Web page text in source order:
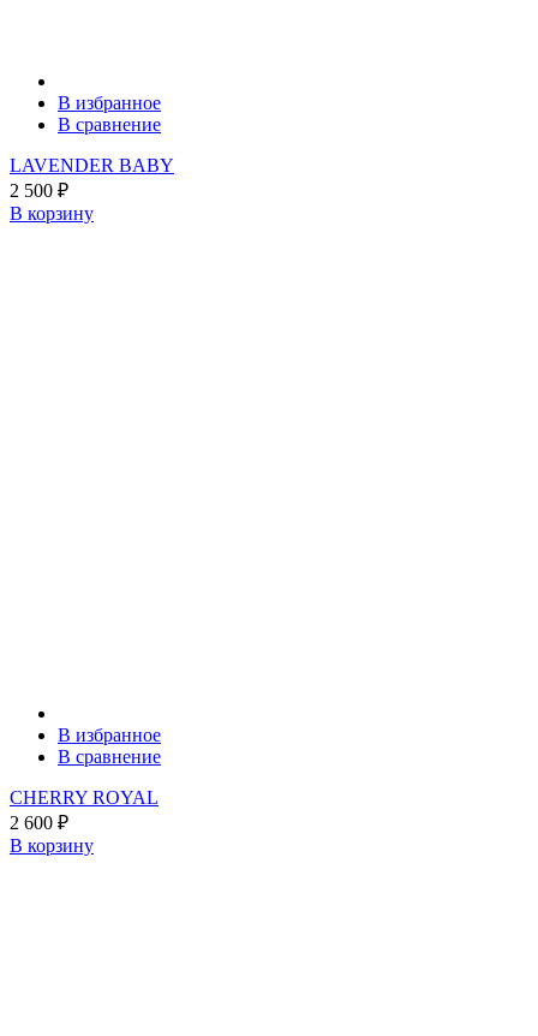
В избранное
В сравнение
LAVENDER BABY
2 500 ₽
В корзину
В избранное
В сравнение
CHERRY ROYAL
2 600 ₽
В корзину